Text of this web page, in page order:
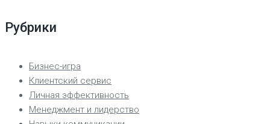
Рубрики
Бизнес-игра
Клиентский сервис
Личная эффективность
Менеджмент и лидерство